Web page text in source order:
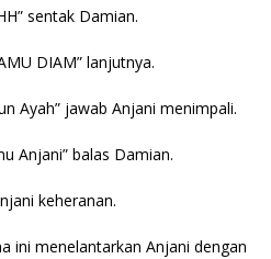
sentak Damian.
DIAM” lanjutnya.
Ayah” jawab Anjani menimpali.
Anjani” balas Damian.
keheranan.
ini menelantarkan Anjani dengan